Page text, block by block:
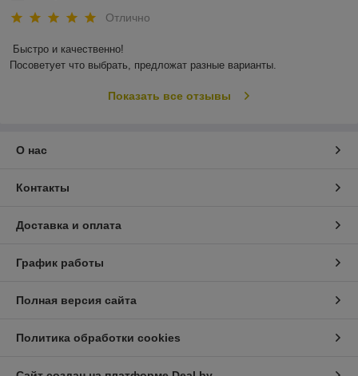
Отлично
Быстро и качественно!
Посоветует что выбрать, предложат разные варианты.
Показать все отзывы
О нас
Контакты
Доставка и оплата
График работы
Полная версия сайта
Политика обработки cookies